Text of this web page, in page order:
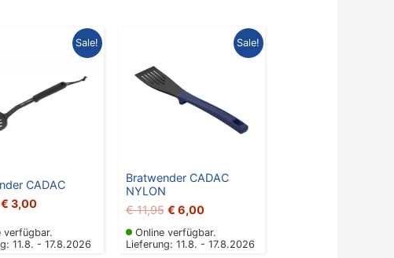
Sale!
CADAC
Ursprünglicher
€ 3,00
Aktueller
verfügbar.
11.8. - 17.8.2026
Sale!
Bratwender CADAC
NYLON
€11,95
Ursprünglicher
€ 11,95
€ 6,00
Aktueller
Online verfügbar.
Lieferung: 11.8. - 17.8.2026